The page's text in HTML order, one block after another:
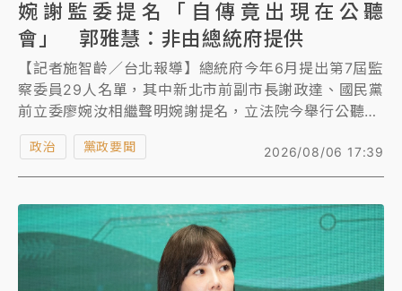
婉謝監委提名「自傳竟出現在公聽
會」 郭雅慧：非由總統府提供
【記者施智齡／台北報導】總統府今年6月提出第7屆監
察委員29人名單，其中新北市前副市長謝政達、國民黨
前立委廖婉汝相繼聲明婉謝提名，立法院今舉行公聽
會，學者質疑資料竟還有謝政達、廖婉汝的自傳，「總
統府是不是涉及偽造文書？」總統府澄清，謝政達先生
及廖婉如女士婉謝提名後，總統府已向立法院取回原件
資料，並非由總統府提供。
2026/08/06 17:39
政治 黨政要聞